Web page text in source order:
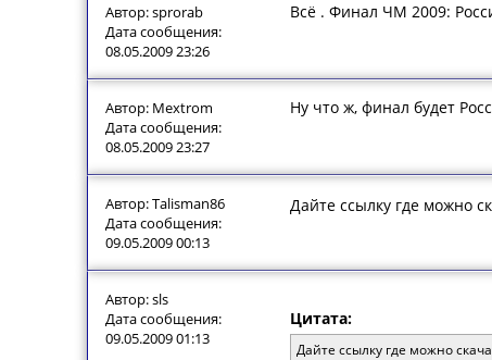
Автор: sprorab
Дата сообщения:
08.05.2009 23:26
Всё . Финал ЧМ 2009:
Автор: Mextrom
Дата сообщения:
08.05.2009 23:27
Ну что ж, финал будет
Автор: Talisman86
Дата сообщения:
09.05.2009 00:13
Дайте ссылку где можно
Автор: sls
Дата сообщения:
09.05.2009 01:13
Цитата:
Дайте ссылку где можно